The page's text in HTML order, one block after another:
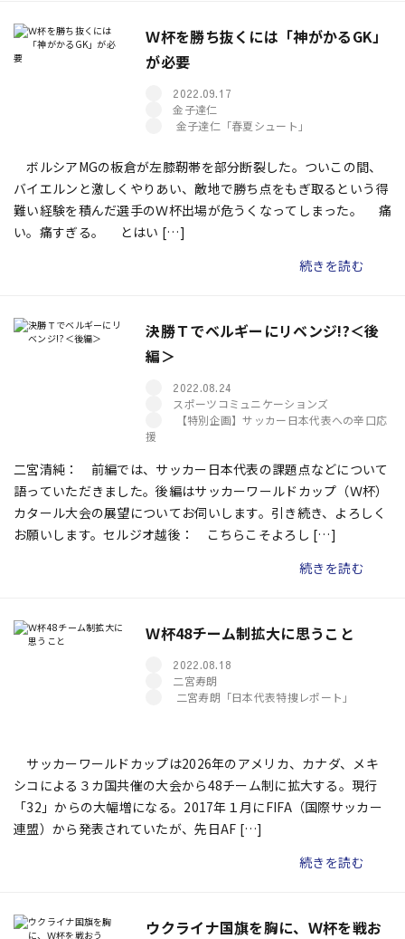
Ｗ杯を勝ち抜くには「神がかるGK」
が必要
2022.09.17
金子達仁
金子達仁「春夏シュート」
ボルシアMGの板倉が左膝靭帯を部分断裂した。ついこの間、
バイエルンと激しくやりあい、敵地で勝ち点をもぎ取るという得
難い経験を積んだ選手のＷ杯出場が危うくなってしまった。 痛
い。痛すぎる。 とはい […]
続きを読む
決勝Ｔでベルギーにリベンジ!?＜後
編＞
2022.08.24
スポーツコミュニケーションズ
【特別企画】サッカー日本代表への辛口応
援
二宮清純： 前編では、サッカー日本代表の課題点などについて
語っていただきました。後編はサッカーワールドカップ（Ｗ杯）
カタール大会の展望についてお伺いします。引き続き、よろしく
お願いします。セルジオ越後： こちらこそよろし […]
続きを読む
Ｗ杯48チーム制拡大に思うこと
2022.08.18
二宮寿朗
二宮寿朗「日本代表特捜レポート」
サッカーワールドカップは2026年のアメリカ、カナダ、メキ
シコによる３カ国共催の大会から48チーム制に拡大する。現行
「32」からの大幅増になる。2017年１月にFIFA（国際サッカー
連盟）から発表されていたが、先日AF […]
続きを読む
ウクライナ国旗を胸に、Ｗ杯を戦お